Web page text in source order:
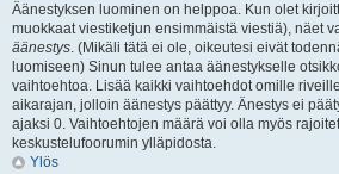
Äänestyksen luominen on helppoa. Kun olet
muokkaat viestiketjun ensimmäistä viestiä), näet
äänestys. (Mikäli tätä ei ole, oikeutesi eivät
luomiseen) Sinun tulee antaa äänestykselle
vaihtoehtoa. Lisää kaikki vaihtoehdot omille
aikarajan, jolloin äänestys päättyy. Änestys ei
ajaksi 0. Vaihtoehtojen määrä voi olla myös
keskustelufoorumin ylläpidosta.
Ylös